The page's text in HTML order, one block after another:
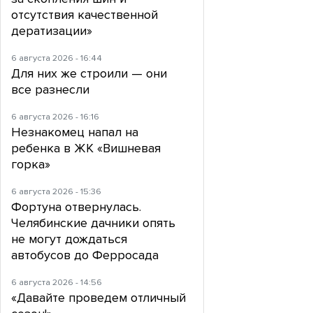
отсутствия качественной
дератизации»
6 августа 2026 - 16:44
Для них же строили — они
все разнесли
6 августа 2026 - 16:16
Незнакомец напал на
ребенка в ЖК «Вишневая
горка»
6 августа 2026 - 15:36
Фортуна отвернулась.
Челябинские дачники опять
не могут дождаться
автобусов до Ферросада
6 августа 2026 - 14:56
«Давайте проведем отличный